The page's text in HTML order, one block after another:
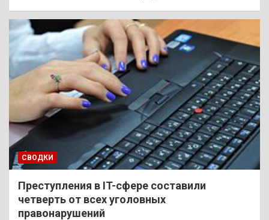
СВОДКИ
Преступления в IT-сфере составили
четверть от всех уголовных
правонарушений